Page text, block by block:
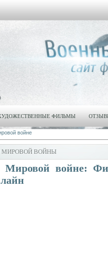
ФИЛЬМЫ
войне
МИРОВОЙ ВОЙНЫ
войне: